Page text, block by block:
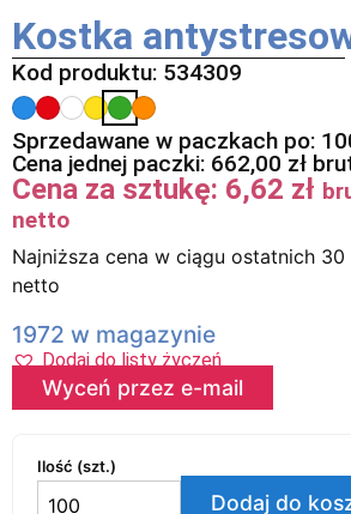
Kostka
Kod produktu: 534309
Sprzedawane w paczkach po:
Cena jednej paczki: 662,00 zł
Cena za sztukę: 6,62 zł
netto
Najniższa cena w ciągu ostatnich 30
netto
1972 w magazynie
Dodaj do listy życzeń
Wyceń przez e-mail
Ilość (szt.)
Dodaj do